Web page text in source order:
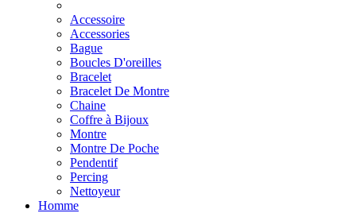
Accessoire
Accessories
Bague
Boucles D'oreilles
Bracelet
Bracelet De Montre
Chaine
Coffre à Bijoux
Montre
Montre De Poche
Pendentif
Percing
Nettoyeur
Homme